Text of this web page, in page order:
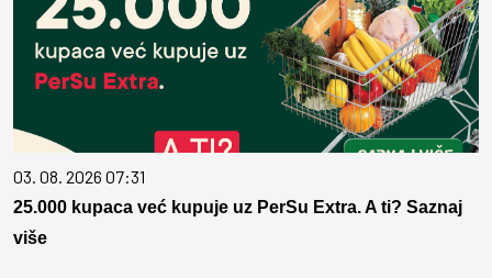
03. 08. 2026 07:31
25.000 kupaca već kupuje uz PerSu Extra. A ti? Saznaj
više